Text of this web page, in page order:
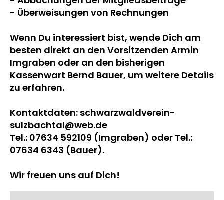
- Überweisungen von Rechnungen
Wenn Du interessiert bist, wende Dich am
besten direkt an den Vorsitzenden Armin
Imgraben oder an den bisherigen
Kassenwart Bernd Bauer, um weitere Details
zu erfahren.
Kontaktdaten: schwarzwaldverein-
sulzbachtal@web.de
Tel.: 07634 592109 (Imgraben) oder Tel.:
07634 6343 (Bauer).
Wir freuen uns auf Dich!